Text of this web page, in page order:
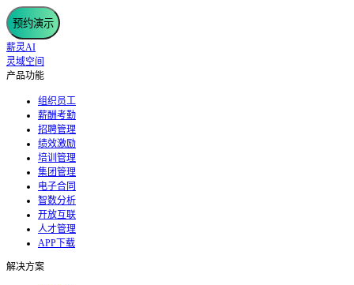
预约演示
薪灵AI
灵域空间
产品功能
组织员工
薪酬考勤
招聘管理
绩效激励
培训管理
集团管理
电子合同
智数分析
开放互联
人才管理
APP下载
解决方案